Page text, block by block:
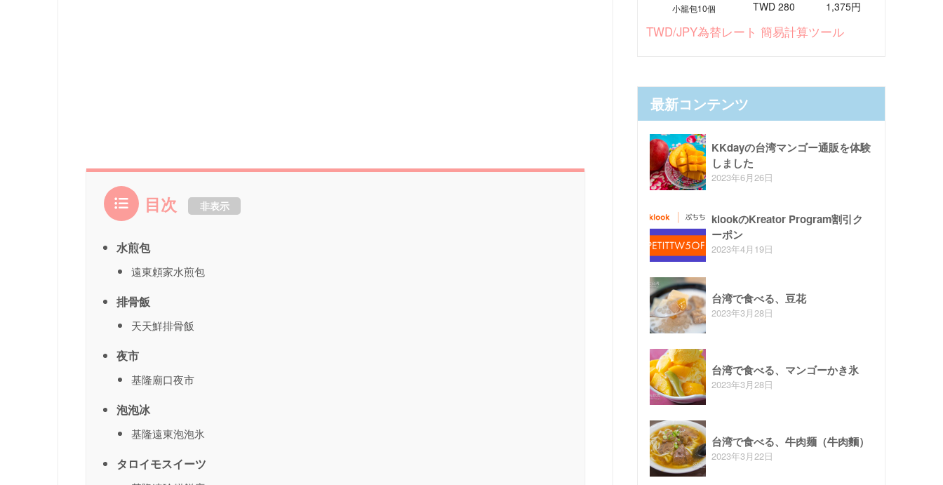
目次 非表示
水煎包
遠東頼家水煎包
排骨飯
天天鮮排骨飯
夜市
基隆廟口夜市
泡泡冰
基隆遠東泡泡氷
タロイモスイーツ
小籠包10個
TWD 280 1,375円
TWD/JPY為替レート 簡易計算ツール
最新コンテンツ
KKdayの台湾マンゴー通販を体験
しました
2023年6月26日
klookのKreator Program割引ク
ーポン
2023年4月19日
台湾で食べる、豆花
2023年3月28日
台湾で食べる、マンゴーかき氷
2023年3月28日
台湾で食べる、牛肉麺（牛肉麵）
2023年3月22日